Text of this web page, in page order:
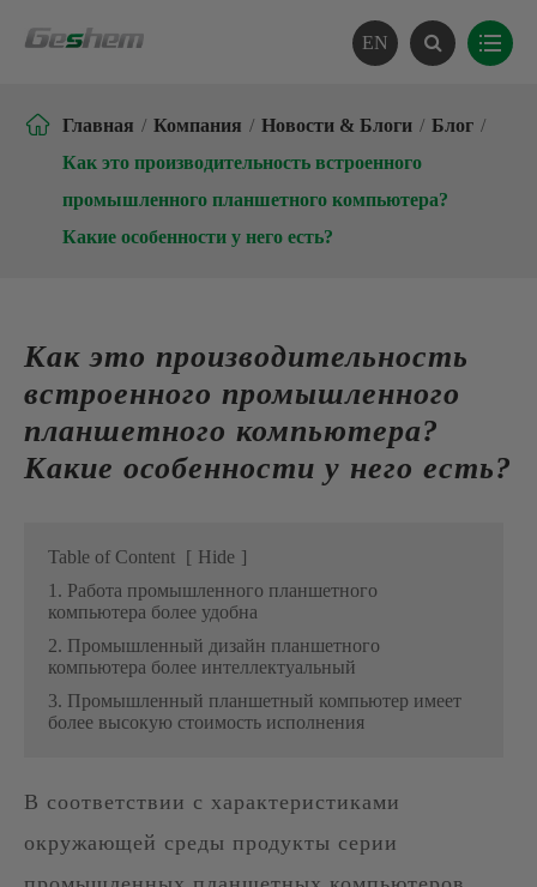
EN
 Главная Компания Новости & Блоги
Блог
Как это производительность встроенного
промышленного планшетного компьютера?
Какие особенности у него есть?
Как это производительность
встроенного промышленного
планшетного компьютера?
Какие особенности у него есть?
Table of Content [ Hide ]
1. Работа промышленного планшетного
компьютера более удобна
2. Промышленный дизайн планшетного
компьютера более интеллектуальный
3. Промышленный планшетный компьютер имеет
более высокую стоимость исполнения
В соответствии с характеристиками
окружающей среды продукты серии